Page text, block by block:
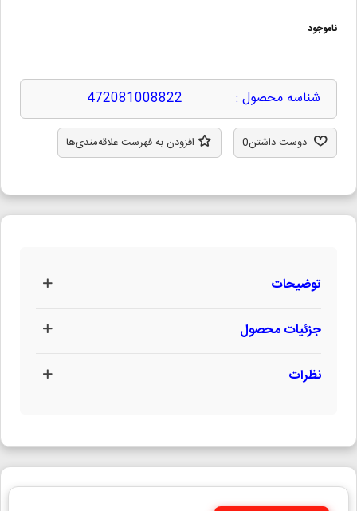
ناموجود
شناسه محصول : 472081008822
دوست داشتن0 افزودن به فهرست علاقه‌مندی‌ها
توضیحات
جزئیات محصول
نظرات